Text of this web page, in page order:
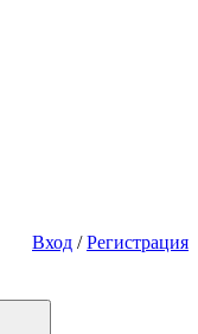
Вход /Регистрация